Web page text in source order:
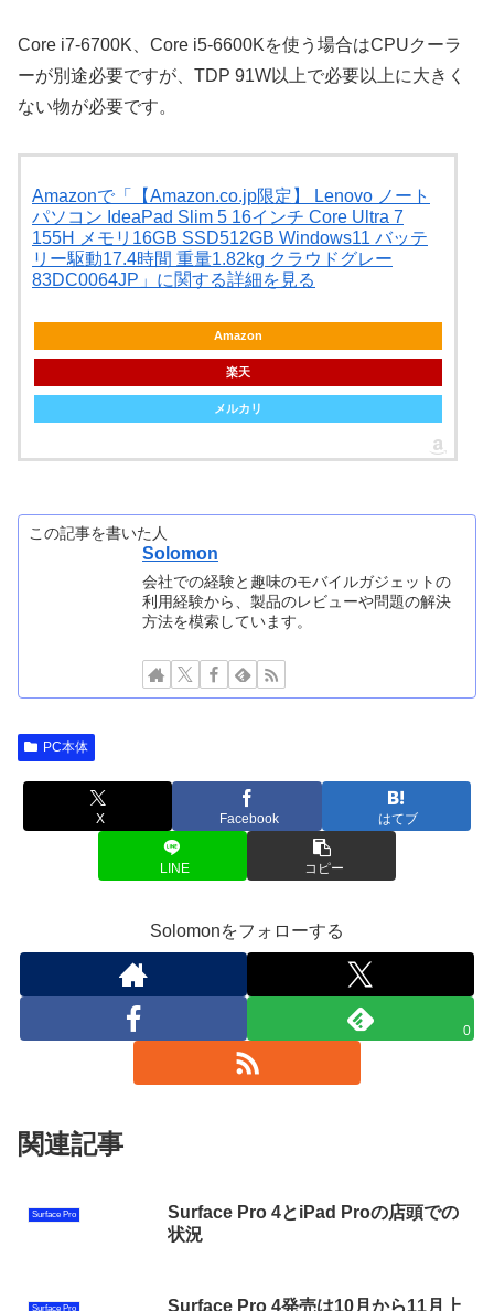
Core i7-6700K、Core i5-6600Kを使う場合はCPUクーラ
ーが別途必要ですが、TDP 91W以上で必要以上に大きく
ない物が必要です。
Amazonで「【Amazon.co.jp限定】 Lenovo ノート
パソコン IdeaPad Slim 5 16インチ Core Ultra 7
155H メモリ16GB SSD512GB Windows11 バッテ
リー駆動17.4時間 重量1.82kg クラウドグレー
83DC0064JP」に関する詳細を見る
Amazon
楽天
メルカリ
この記事を書いた人
Solomon
会社での経験と趣味のモバイルガジェットの
利用経験から、製品のレビューや問題の解決
方法を模索しています。
PC本体
X Facebook はてブ
LINE コピー
Solomonをフォローする
0
関連記事
Surface Pro
Surface Pro 4とiPad Proの店頭での
状況
Surface Pro
Surface Pro 4発売は10月から11月上